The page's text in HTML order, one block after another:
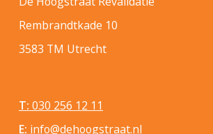
Rembrandtkade 10
3583 TM Utrecht
T: 030 256 12 11
E: info@dehoogstraat.nl